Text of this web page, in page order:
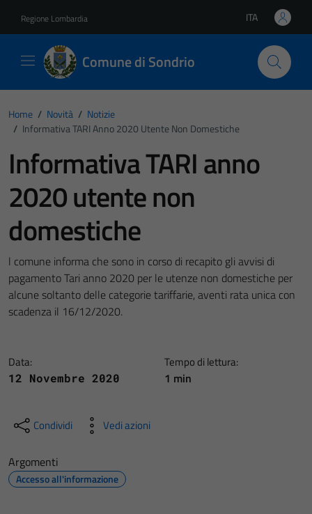
Regione Lombardia Lingua attiva:
ITA
Comune di Sondrio
Home / Novità / Notizie
/ Informativa TARI Anno 2020 Utente Non Domestiche
Informativa TARI anno
2020 utente non
domestiche
l comune informa che sono in corso di recapito gli avvisi di
pagamento Tari anno 2020 per le utenze non domestiche per
alcune soltanto delle categorie tariffarie, aventi rata unica con
scadenza il 16/12/2020.
Data:
12 Novembre 2020
Tempo di lettura:
1 min
Condividi Vedi azioni
Argomenti
Accesso all'informazione